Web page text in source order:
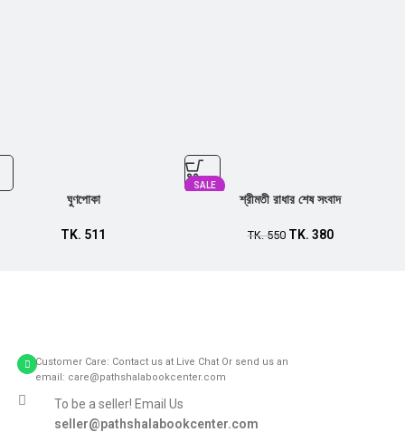
ঘুণপোকা
TK. 511
SALE
শ্রীমতী রাধার শেষ সংবাদ
TK.550 TK. 380
Customer Care: Contact us at Live Chat Or send us an
email: care@pathshalabookcenter.com
To be a seller! Email Us
seller@pathshalabookcenter.com